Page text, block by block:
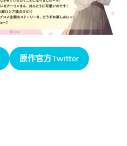
原作官方Twitter